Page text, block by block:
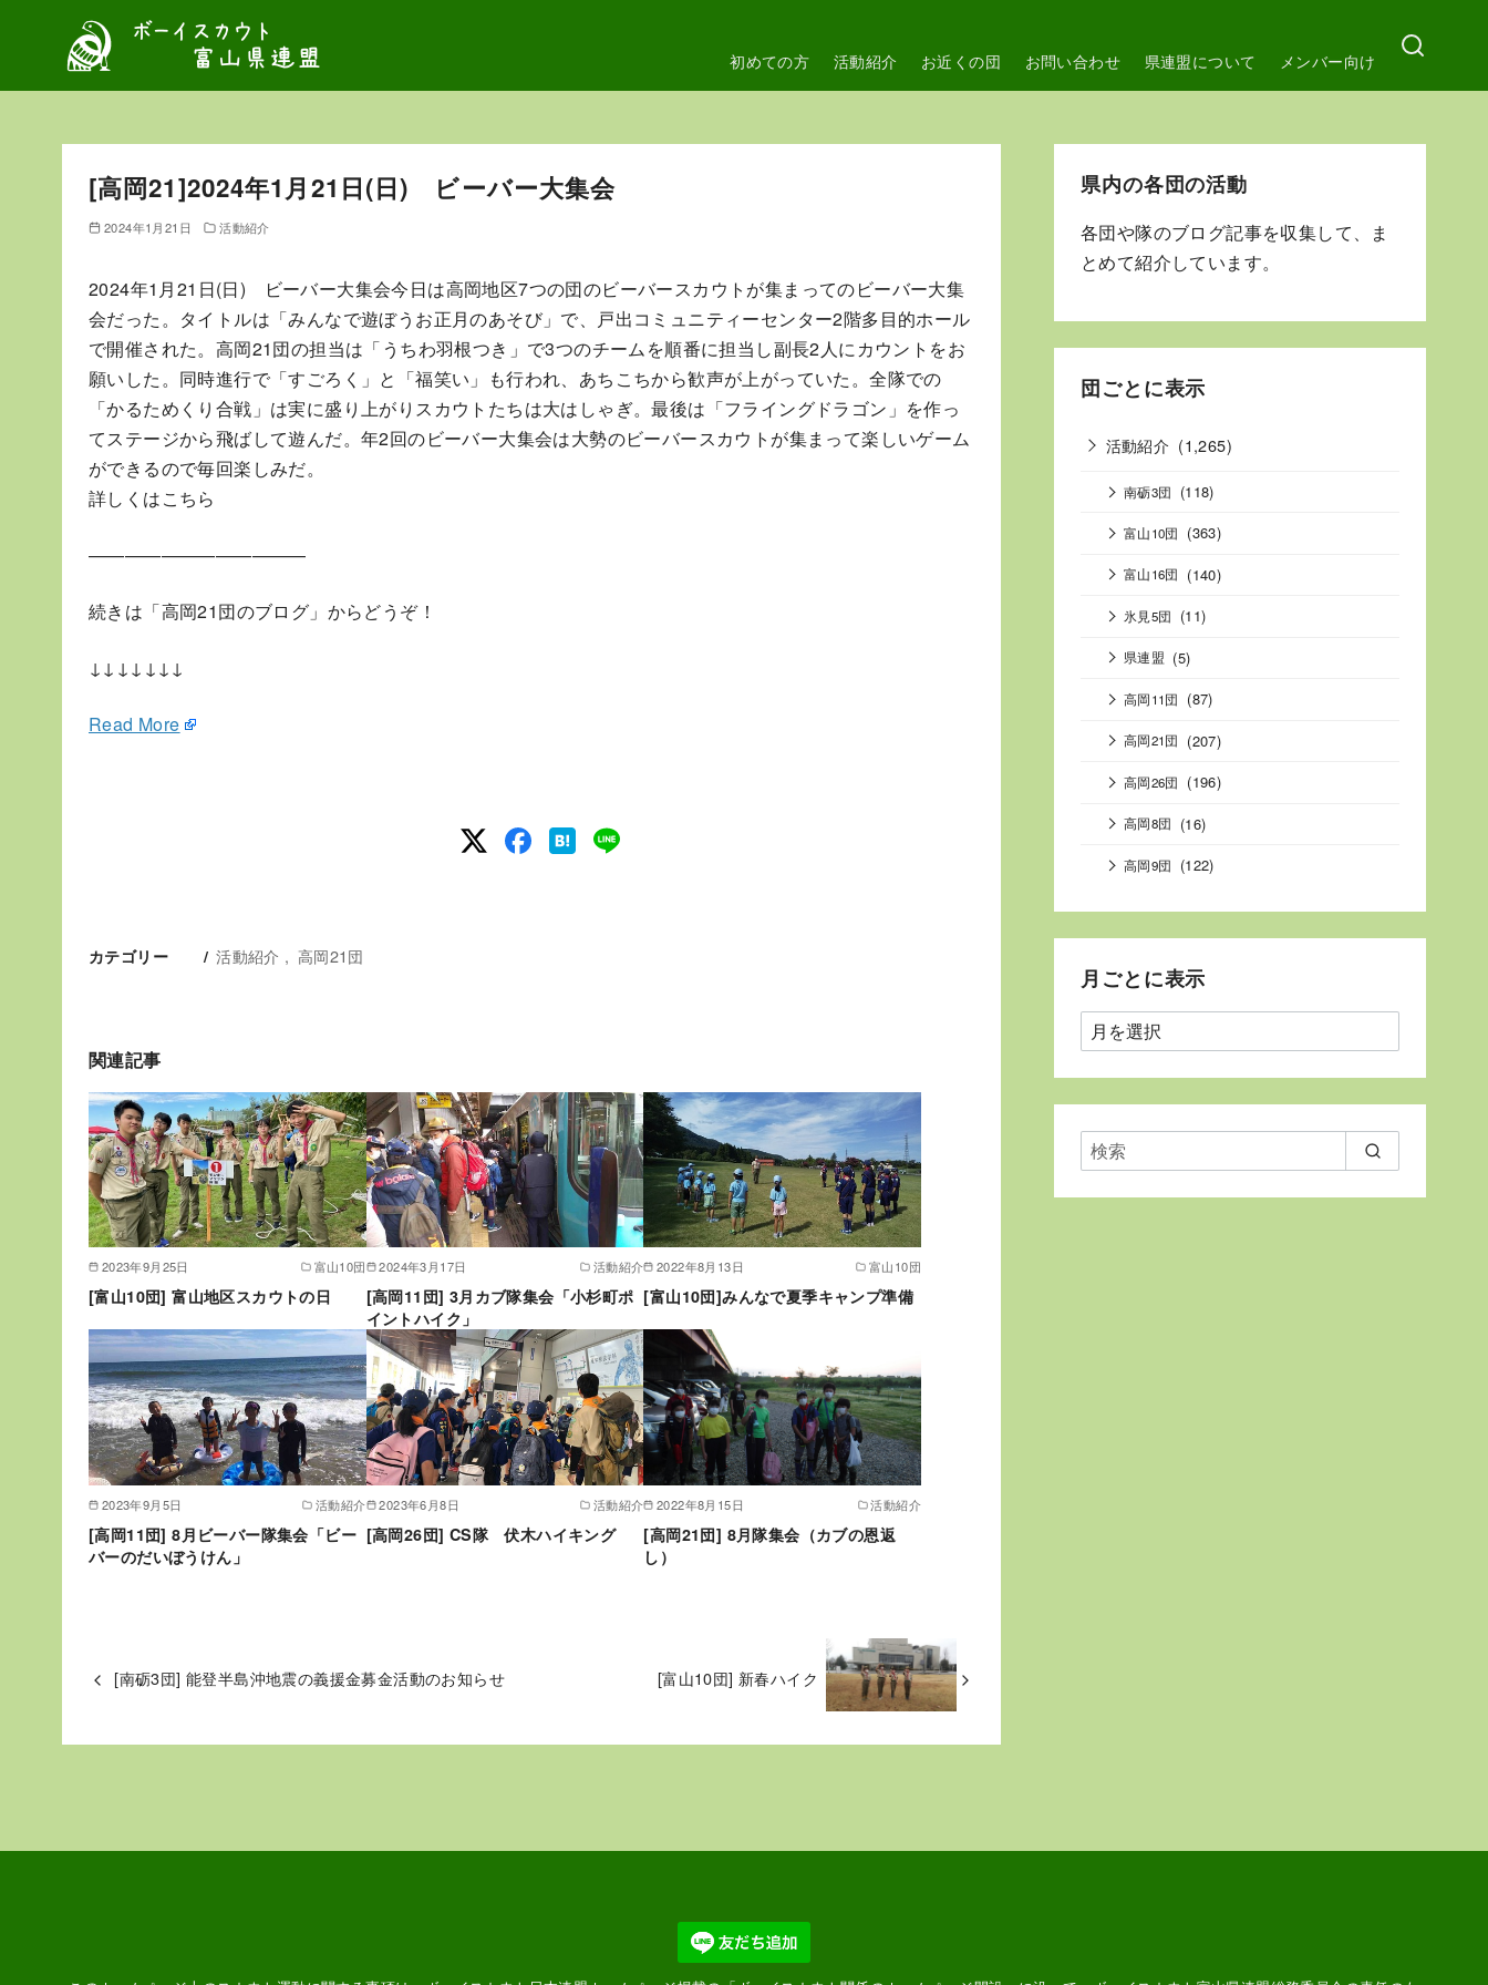
初めての方 活動紹介 お近くの団 お問い合わせ 県連盟について メンバー向け
[高岡21]2024年1月21日(日) ビーバー大集会
2024年1月21日 活動紹介
2024年1月21日(日) ビーバー大集会今日は高岡地区7つの団のビーバースカウトが集まってのビーバー大集
会だった。タイトルは「みんなで遊ぼうお正月のあそび」で、戸出コミュニティーセンター2階多目的ホール
で開催された。高岡21団の担当は「うちわ羽根つき」で3つのチームを順番に担当し副長2人にカウントをお
願いした。同時進行で「すごろく」と「福笑い」も行われ、あちこちから歓声が上がっていた。全隊での
「かるためくり合戦」は実に盛り上がりスカウトたちは大はしゃぎ。最後は「フライングドラゴン」を作っ
てステージから飛ばして遊んだ。年2回のビーバー大集会は大勢のビーバースカウトが集まって楽しいゲーム
ができるので毎回楽しみだ。
詳しくはこちら
————————————
続きは「高岡21団のブログ」からどうぞ！
↓↓↓↓↓↓↓
Read More
カテゴリー 活動紹介 高岡21団
関連記事
2023年9月25日 富山10団
[富山10団] 富山地区スカウトの日
2024年3月17日 活動紹介
[高岡11団] 3月カブ隊集会「小杉町ポ
イントハイク」
2022年8月13日 富山10団
[富山10団]みんなで夏季キャンプ準備
2023年9月5日 活動紹介
[高岡11団] 8月ビーバー隊集会「ビー
バーのだいぼうけん」
2023年6月8日 活動紹介
[高岡26団] CS隊 伏木ハイキング
2022年8月15日 活動紹介
[高岡21団] 8月隊集会（カブの恩返
し）
[南砺3団] 能登半島沖地震の義援金募金活動のお知らせ [富山10団] 新春ハイク
県内の各団の活動
各団や隊のブログ記事を収集して、ま
とめて紹介しています。
団ごとに表示
活動紹介 (1,265)
南砺3団 (118)
富山10団 (363)
富山16団 (140)
氷見5団 (11)
県連盟 (5)
高岡11団 (87)
高岡21団 (207)
高岡26団 (196)
高岡8団 (16)
高岡9団 (122)
月ごとに表示
月
ご
と
表
示